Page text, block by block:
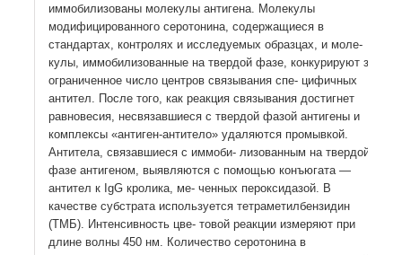
иммобилизованы молекулы антигена. Молекулы
модифицированного серотонина, содержащиеся в
стандартах, контролях и исследуемых образцах, и моле-
кулы, иммобилизованные на твердой фазе, конкурируют за
ограниченное число центров связывания спе- цифичных
антител. После того, как реакция связывания достигнет
равновесия, несвязавшиеся с твердой фазой антигены и
комплексы «антиген-антитело» удаляются промывкой.
Антитела, связавшиеся с иммоби- лизованным на твердой
фазе антигеном, выявляются с помощью конъюгата —
антител к IgG кролика, ме- ченных пероксидазой. В
качестве субстрата используется тетраметилбензидин
(ТМБ). Интенсивность цве- товой реакции измеряют при
длине волны 450 нм. Количество серотонина в